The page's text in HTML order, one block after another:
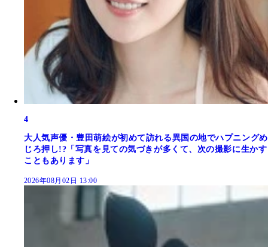
4
大人気声優・豊田萌絵が初めて訪れる異国の地でハプニングめ
じろ押し!?「写真を見ての気づきが多くて、次の撮影に生かす
こともあります」
2026年08月02日 13:00